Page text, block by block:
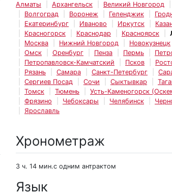
Алматы Архангельск Великий Новгород
Волгоград
Воронеж Геленджик
Екатеринбург
Иваново Иркутск
Красногорск
Краснодар Красноярск
Москва
Нижний Новгород Новокузнецк
Омск
Оренбург Пенза Пермь
Петропавловск-Камчатский
Псков
Рязань
Самара Санкт-Петербург
Сергиев Посад
Сочи Сыктывкар
Томск
Тюмень Усть-Каменогорск
Фрязино
Чебоксары Челябинск
Ярославль
Хронометраж
3 ч. 14 мин.с одним антрактом
Язык